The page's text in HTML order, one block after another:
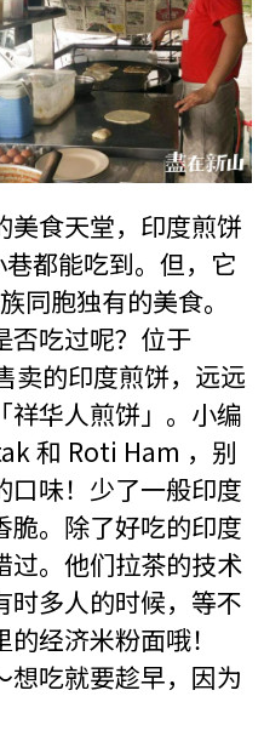
美食天堂，印度煎饼
都能吃到。但，它
同胞独有的美食。
否吃过呢？位于
卖的印度煎饼，远远
祥华人煎饼」。小编
和 Roti Ham ，别
口味！少了一般印度
脆。除了好吃的印度
过。他们拉茶的技术
时多人的时候，等不
经济米粉面哦！
想吃就要趁早，因为